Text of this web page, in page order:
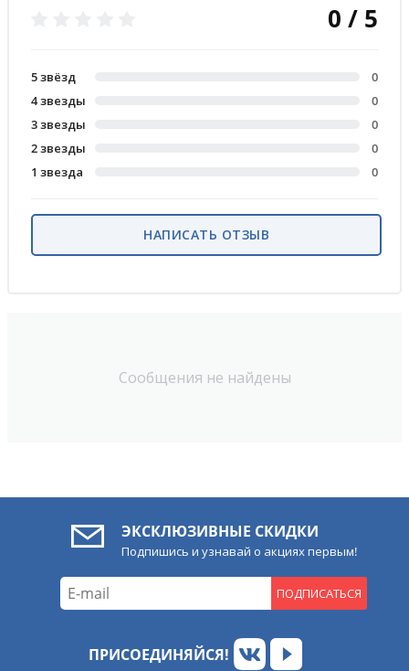
Сообщения не найдены
0 / 5
5 звёзд
0
4 звезды
0
3 звезды
0
2 звезды
0
1 звезда
0
НАПИСАТЬ ОТЗЫВ
ЭКСКЛЮЗИВНЫЕ СКИДКИ
Подпишись и узнавай о акциях первым!
ПОДПИСАТЬСЯ
ПРИСОЕДИНЯЙСЯ!